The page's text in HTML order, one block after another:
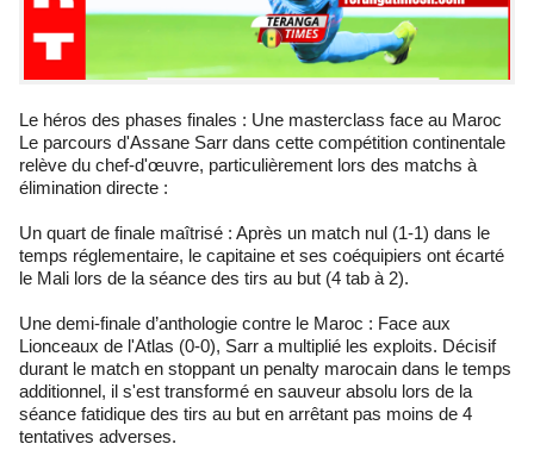
Le héros des phases finales : Une masterclass face au Maroc
Le parcours d'Assane Sarr dans cette compétition continentale
relève du chef-d'œuvre, particulièrement lors des matchs à
élimination directe :
Un quart de finale maîtrisé : Après un match nul (1-1) dans le
temps réglementaire, le capitaine et ses coéquipiers ont écarté
le Mali lors de la séance des tirs au but (4 tab à 2).
Une demi-finale d’anthologie contre le Maroc : Face aux
Lionceaux de l'Atlas (0-0), Sarr a multiplié les exploits. Décisif
durant le match en stoppant un penalty marocain dans le temps
additionnel, il s'est transformé en sauveur absolu lors de la
séance fatidique des tirs au but en arrêtant pas moins de 4
tentatives adverses.